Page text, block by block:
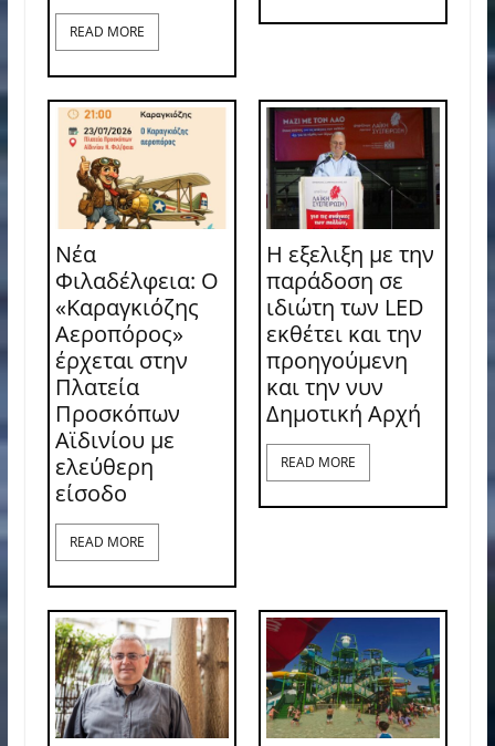
READ MORE
Νέα
Φιλαδέλφεια: Ο
«Καραγκιόζης
Αεροπόρος»
έρχεται στην
Πλατεία
Προσκόπων
Αϊδινίου με
ελεύθερη
είσοδο
READ MORE
Η εξελιξη με την
παράδοση σε
ιδιώτη των LED
εκθέτει και την
προηγούμενη
και την νυν
Δημοτική Αρχή
READ MORE